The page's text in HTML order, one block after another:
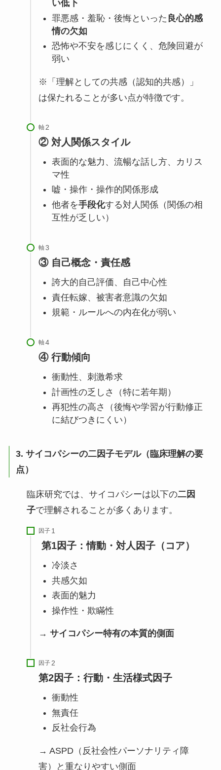
い低下
罪悪感・羞恥・後悔といった 良心的感
情の欠如
恐怖や不安を感じにくく、危険回避が
弱い
※「理解としての共感（認知的共感）」
は保たれることが多い点が特徴です。
軸
② 対人関係スタイル
表面的な魅力、流暢な話し方、カリス
マ性
嘘・操作・操作的関係形成
他者を手段化する対人関係（関係の相
互性が乏しい）
軸
③ 自己概念・責任感
誇大的自己評価、自己中心性
責任転嫁、被害者意識の欠如
規範・ルールへの内在化が弱い
軸
④ 行動傾向
衝動性、刺激希求
計画性の乏しさ（特に若年期）
再犯性の高さ（後悔や学習が行動修正
に結びつきにくい）
3. サイコパシーの二因子モデル（臨床理解の要
点）
臨床研究では、サイコパシーは以下の二因
子で理解されることが多くあります。
因子
第1因子：情動・対人因子（コア）
冷淡さ
共感欠如
表面的魅力
操作性・欺瞞性
→ サイコパシー特有の本質的側面
因子
第2因子：行動・生活様式因子
衝動性
無責任
反社会行為
→ ASPD（反社会性パーソナリティ障
害）と重なりやすい側面